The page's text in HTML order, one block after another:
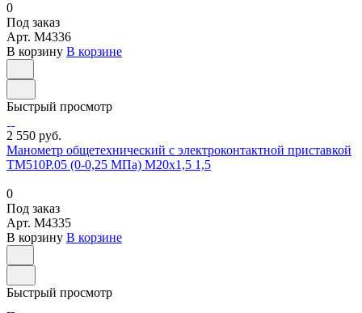
0
Под заказ
Арт. M4336
В корзину В корзине
Быстрый просмотр
2 550 руб.
Манометр общетехнический с электроконтактной приставкой
ТМ510Р.05 (0-0,25 МПа) М20х1,5 1,5
0
Под заказ
Арт. M4335
В корзину В корзине
Быстрый просмотр